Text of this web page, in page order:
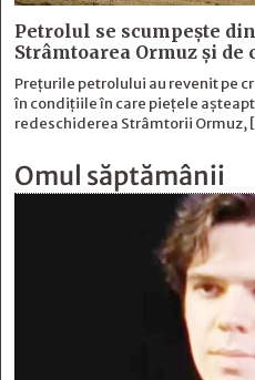
Petrolul se scumpește
Strâmtoarea Ormuz și
Prețurile petrolului au revenit pe
în condițiile în care piețele
redeschiderea Strâmtorii
Omul săptămânii